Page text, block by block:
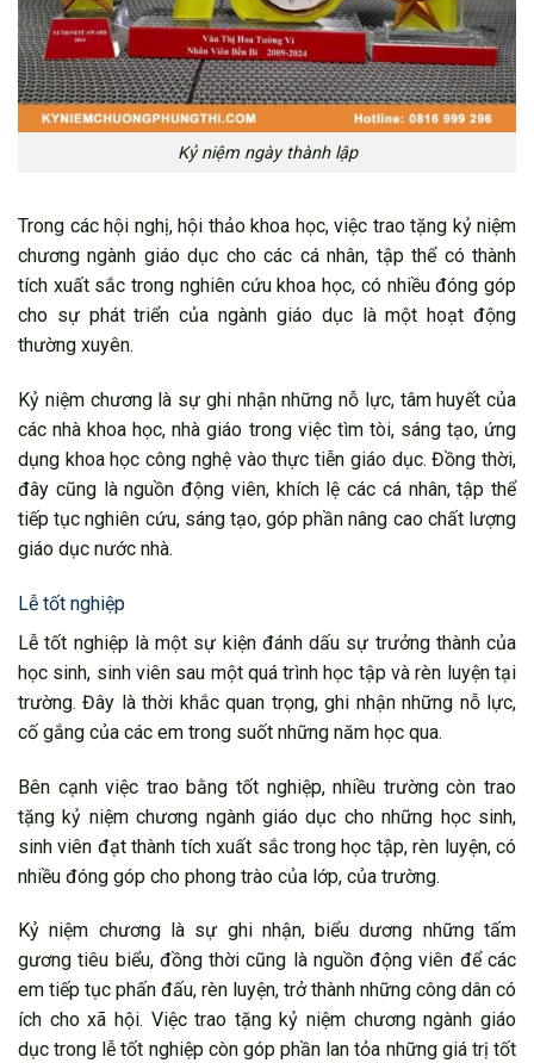
Kỷ niệm ngày thành lập
Trong các hội nghị, hội thảo khoa học, việc trao tặng kỷ niệm
chương ngành giáo dục cho các cá nhân, tập thể có thành
tích xuất sắc trong nghiên cứu khoa học, có nhiều đóng góp
cho sự phát triển của ngành giáo dục là một hoạt động
thường xuyên.
Kỷ niệm chương là sự ghi nhận những nỗ lực, tâm huyết của
các nhà khoa học, nhà giáo trong việc tìm tòi, sáng tạo, ứng
dụng khoa học công nghệ vào thực tiễn giáo dục. Đồng thời,
đây cũng là nguồn động viên, khích lệ các cá nhân, tập thể
tiếp tục nghiên cứu, sáng tạo, góp phần nâng cao chất lượng
giáo dục nước nhà.
Lễ tốt nghiệp
Lễ tốt nghiệp là một sự kiện đánh dấu sự trưởng thành của
học sinh, sinh viên sau một quá trình học tập và rèn luyện tại
trường. Đây là thời khắc quan trọng, ghi nhận những nỗ lực,
cố gắng của các em trong suốt những năm học qua.
Bên cạnh việc trao bằng tốt nghiệp, nhiều trường còn trao
tặng kỷ niệm chương ngành giáo dục cho những học sinh,
sinh viên đạt thành tích xuất sắc trong học tập, rèn luyện, có
nhiều đóng góp cho phong trào của lớp, của trường.
Kỷ niệm chương là sự ghi nhận, biểu dương những tấm
gương tiêu biểu, đồng thời cũng là nguồn động viên để các
em tiếp tục phấn đấu, rèn luyện, trở thành những công dân có
ích cho xã hội. Việc trao tặng kỷ niệm chương ngành giáo
dục trong lễ tốt nghiệp còn góp phần lan tỏa những giá trị tốt